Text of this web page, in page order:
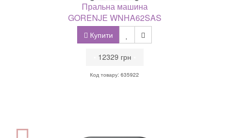
Пральна машина
GORENJE WNHA62SAS
Купити
12329 грн
Код товару: 635922